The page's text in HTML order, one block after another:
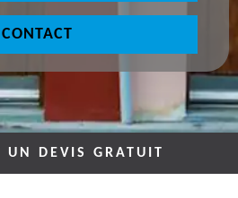
CONTACT
UN DEVIS GRATUIT